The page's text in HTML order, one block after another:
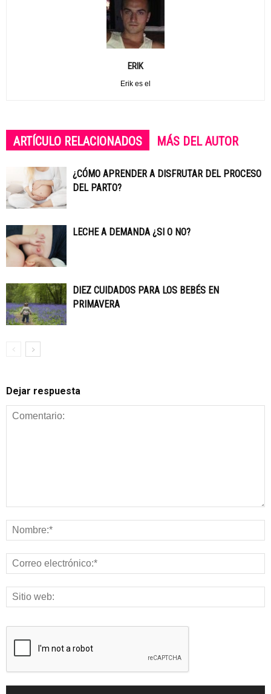
ERIK
Erik es el
ARTÍCULO RELACIONADOS MÁS DEL AUTOR
¿CÓMO APRENDER A DISFRUTAR DEL PROCESO
DEL PARTO?
LECHE A DEMANDA ¿SI O NO?
DIEZ CUIDADOS PARA LOS BEBÉS EN
PRIMAVERA
Dejar respuesta